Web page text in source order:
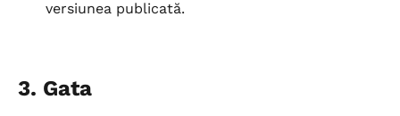
versiunea publicată.
3. Gata